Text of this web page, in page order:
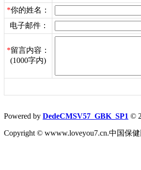
*你的姓名：
电子邮件：
*留言内容：
(1000字内)
Powered by DedeCMSV57_GBK_SP1 ©
Copyright © wwww.loveyou7.cn.中国保健